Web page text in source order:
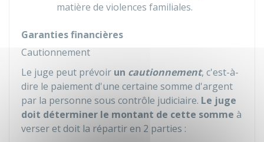
matière de violences familiales.
Garanties financières
Cautionnement
Le juge peut prévoir un cautionnement, c'est-à-
dire le paiement d'une certaine somme d'argent
par la personne sous contrôle judiciaire. Le juge
doit déterminer le montant de cette somme à
verser et doit la répartir en 2 parties :